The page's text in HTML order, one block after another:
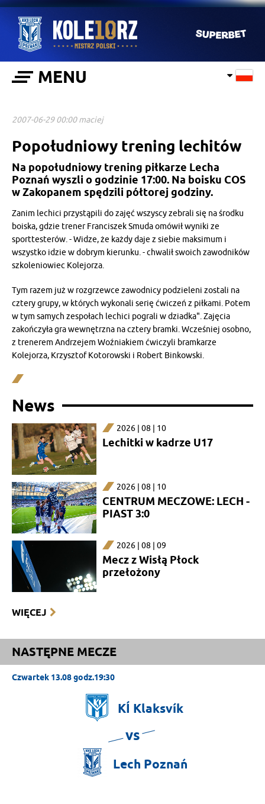
MENU
2007-06-29 00:00 maciej
Popołudniowy trening lechitów
Na popołudniowy trening piłkarze Lecha
Poznań wyszli o godzinie 17:00. Na boisku COS
w Zakopanem spędzili półtorej godziny.
Zanim lechici przystąpili do zajęć wszyscy zebrali się na środku
boiska, gdzie trener Franciszek Smuda omówił wyniki ze
sporttesterów. - Widze, że każdy daje z siebie maksimum i
wszystko idzie w dobrym kierunku. - chwalił swoich zawodników
szkoleniowiec Kolejorza.
Tym razem już w rozgrzewce zawodnicy podzieleni zostali na
cztery grupy, w których wykonali serię ćwiczeń z piłkami. Potem
w tym samych zespołach lechici pograli w dziadka". Zajęcia
zakończyła gra wewnętrzna na cztery bramki. Wcześniej osobno,
z trenerem Andrzejem Woźniakiem ćwiczyli bramkarze
Kolejorza, Krzysztof Kotorowski i Robert Binkowski.
News
2026 | 08 | 10
Lechitki w kadrze U17
2026 | 08 | 10
CENTRUM MECZOWE: LECH -
PIAST 3:0
2026 | 08 | 09
Mecz z Wisłą Płock
przełożony
WIĘCEJ
NASTĘPNE MECZE
Czwartek 13.08 godz.19:30
KÍ Klaksvík
vs
Lech Poznań